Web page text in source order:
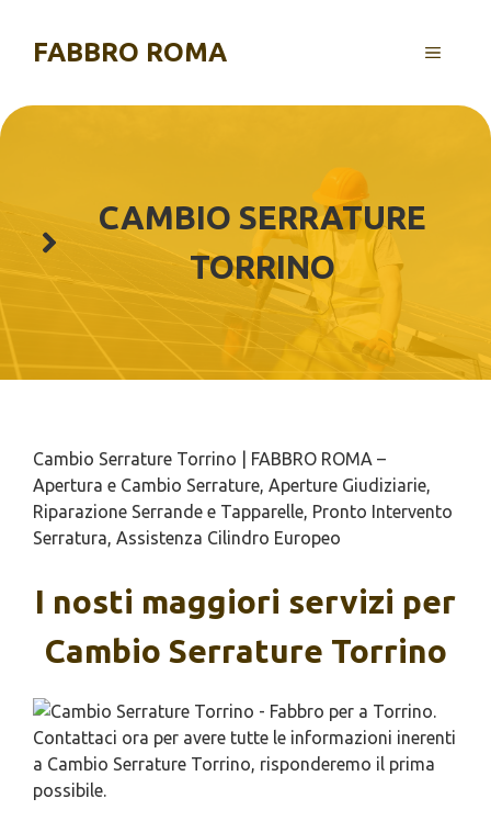
contenuto
FABBRO ROMA MENU
CAMBIO SERRATURE
TORRINO
Cambio Serrature Torrino | FABBRO ROMA –
Apertura e Cambio Serrature, Aperture Giudiziarie,
Riparazione Serrande e Tapparelle, Pronto Intervento
Serratura, Assistenza Cilindro Europeo
I nosti maggiori servizi per
Cambio Serrature Torrino